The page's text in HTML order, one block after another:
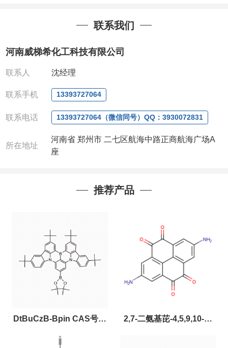
我司对高校及科研单位先发货和
作中有用到的试剂,欢迎前来询购,如若出现质量问题,
63377391/13393727064
QQ:3930072831
联系人: 沈晓东(欢迎致电,或QQ、微信联系)
联系我们
河南威梯希化工科技有限公司
联系人 沈经理
联系手机 13393727064
联系电话 13393727064（微信同号）QQ：3930072831
所在地址
河南省 郑州市 二七区航海中路正商航海广场A
座
推荐产品
DtBuCzB-Bpin CAS号：
2643331-97-7
2,7-二氨基芘-4,5,9,10-四